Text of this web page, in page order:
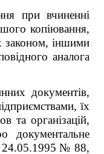
при вчиненні
копіювання,
законом, іншими
аналога
документів,
їх
та організацій,
документальне
24.05.1995 № 88,